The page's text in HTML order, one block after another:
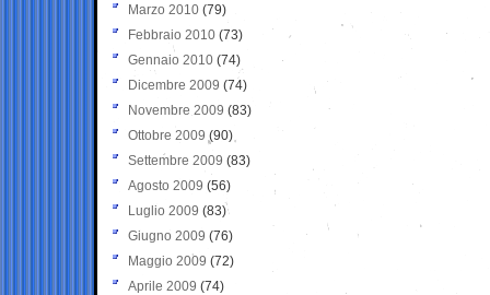
Marzo 2010 (79)
Febbraio 2010 (73)
Gennaio 2010 (74)
Dicembre 2009 (74)
Novembre 2009 (83)
Ottobre 2009 (90)
Settembre 2009 (83)
Agosto 2009 (56)
Luglio 2009 (83)
Giugno 2009 (76)
Maggio 2009 (72)
Aprile 2009 (74)